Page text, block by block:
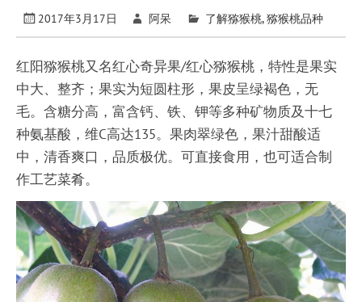
2017年3月17日 阿呆 了解猕猴桃,猕猴桃品种
红阳猕猴桃又名红心奇异果/红心猕猴桃，特性是果实
中大、整齐；果实为短圆柱形，果皮呈绿褐色，无
毛。含糖分高，富含钙、铁、钾等多种矿物质及十七
种氨基酸，维C高达135。果肉翠绿色，果汁甜酸适
中，清香爽口，品质极优。可直接食用，也可适合制
作工艺菜肴。